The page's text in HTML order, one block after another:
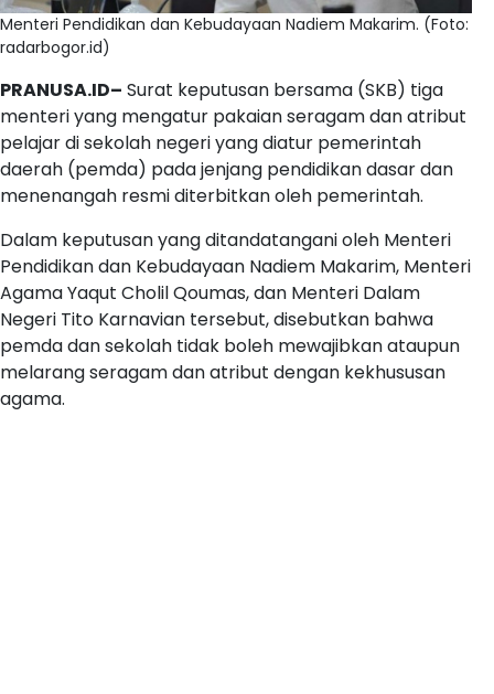
Menteri Pendidikan dan Kebudayaan Nadiem Makarim. (Foto:
radarbogor.id)
PRANUSA.ID– Surat keputusan bersama (SKB) tiga
menteri yang mengatur pakaian seragam dan atribut
pelajar di sekolah negeri yang diatur pemerintah
daerah (pemda) pada jenjang pendidikan dasar dan
menenangah resmi diterbitkan oleh pemerintah.
Dalam keputusan yang ditandatangani oleh Menteri
Pendidikan dan Kebudayaan Nadiem Makarim, Menteri
Agama Yaqut Cholil Qoumas, dan Menteri Dalam
Negeri Tito Karnavian tersebut, disebutkan bahwa
pemda dan sekolah tidak boleh mewajibkan ataupun
melarang seragam dan atribut dengan kekhususan
agama.